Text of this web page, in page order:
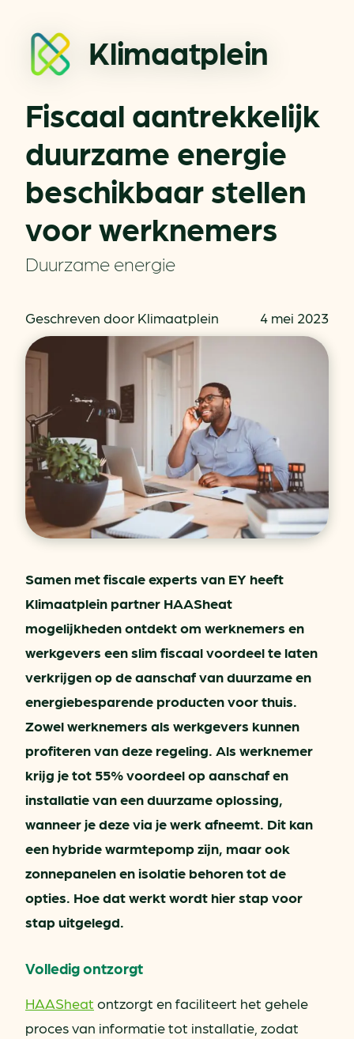
Klimaatplein
Fiscaal aantrekkelijk
duurzame energie
beschikbaar stellen
voor werknemers
Duurzame energie
Geschreven door Klimaatplein 4 mei 2023
Samen met fiscale experts van EY heeft
Klimaatplein partner HAASheat
mogelijkheden ontdekt om werknemers en
werkgevers een slim fiscaal voordeel te laten
verkrijgen op de aanschaf van duurzame en
energiebesparende producten voor thuis.
Zowel werknemers als werkgevers kunnen
profiteren van deze regeling. Als werknemer
krijg je tot 55% voordeel op aanschaf en
installatie van een duurzame oplossing,
wanneer je deze via je werk afneemt. Dit kan
een hybride warmtepomp zijn, maar ook
zonnepanelen en isolatie behoren tot de
opties. Hoe dat werkt wordt hier stap voor
stap uitgelegd.
Volledig ontzorgt
HAASheat ontzorgt en faciliteert het gehele
proces van informatie tot installatie, zodat